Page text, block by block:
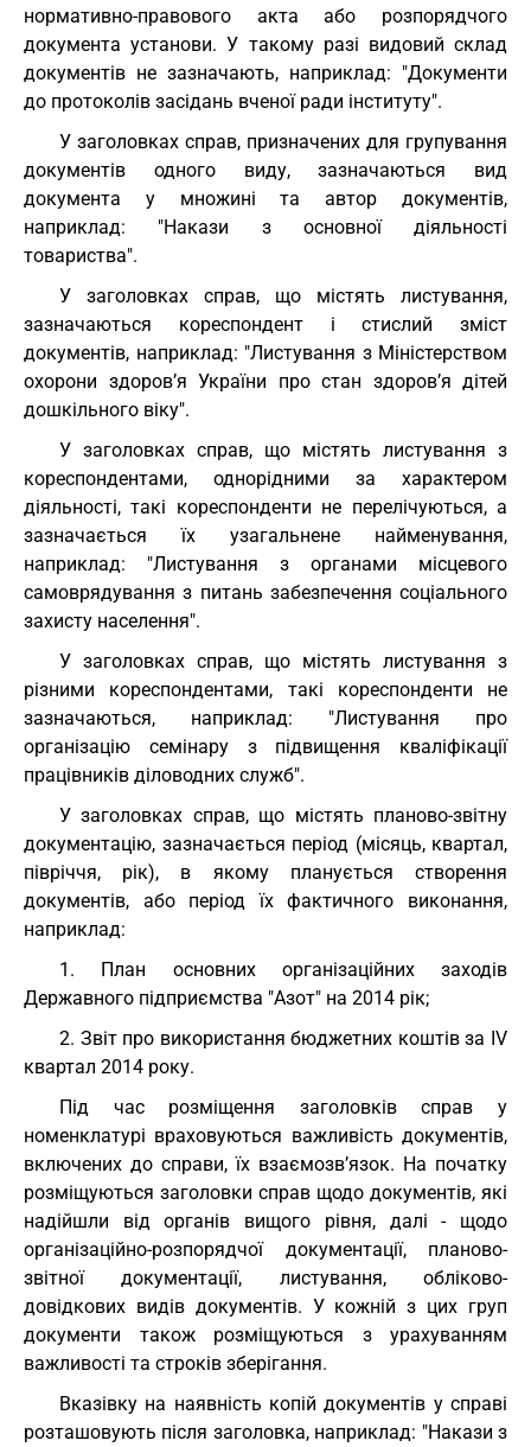
нормативно-правового акта або розпорядчого
документа установи. У такому разі видовий склад
документів не зазначають, наприклад: "Документи
до протоколів засідань вченої ради інституту".
У заголовках справ, призначених для групування
документів одного виду, зазначаються вид
документа у множині та автор документів,
наприклад: "Накази з основної діяльності
товариства".
У заголовках справ, що містять листування,
зазначаються кореспондент і стислий зміст
документів, наприклад: "Листування з Міністерством
охорони здоров’я України про стан здоров’я дітей
дошкільного віку".
У заголовках справ, що містять листування з
кореспондентами, однорідними за характером
діяльності, такі кореспонденти не перелічуються, а
зазначається їх узагальнене найменування,
наприклад: "Листування з органами місцевого
самоврядування з питань забезпечення соціального
захисту населення".
У заголовках справ, що містять листування з
різними кореспондентами, такі кореспонденти не
зазначаються, наприклад: "Листування про
організацію семінару з підвищення кваліфікації
працівників діловодних служб".
У заголовках справ, що містять планово-звітну
документацію, зазначається період (місяць, квартал,
півріччя, рік), в якому планується створення
документів, або період їх фактичного виконання,
наприклад:
1. План основних організаційних заходів
Державного підприємства "Азот" на 2014 рік;
2. Звіт про використання бюджетних коштів за IV
квартал 2014 року.
Під час розміщення заголовків справ у
номенклатурі враховуються важливість документів,
включених до справи, їх взаємозв’язок. На початку
розміщуються заголовки справ щодо документів, які
надійшли від органів вищого рівня, далі - щодо
організаційно-розпорядчої документації, планово-
звітної документації, листування, обліково-
довідкових видів документів. У кожній з цих груп
документи також розміщуються з урахуванням
важливості та строків зберігання.
Вказівку на наявність копій документів у справі
розташовують після заголовка, наприклад: "Накази з